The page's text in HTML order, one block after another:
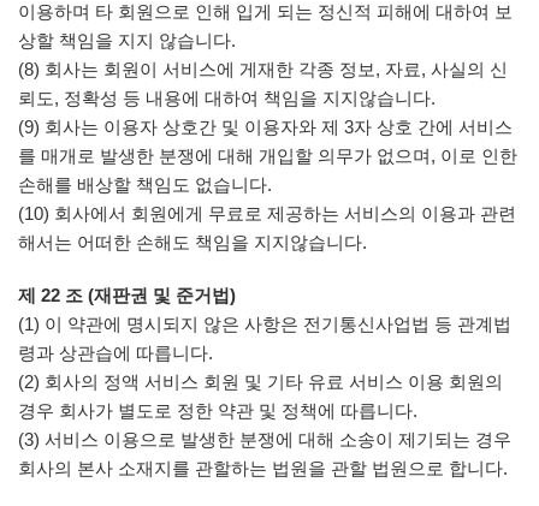
이용하며 타 회원으로 인해 입게 되는 정신적 피해에 대하여 보
상할 책임을 지지 않습니다.
(8) 회사는 회원이 서비스에 게재한 각종 정보, 자료, 사실의 신
뢰도, 정확성 등 내용에 대하여 책임을 지지않습니다.
(9) 회사는 이용자 상호간 및 이용자와 제 3자 상호 간에 서비스
를 매개로 발생한 분쟁에 대해 개입할 의무가 없으며, 이로 인한
손해를 배상할 책임도 없습니다.
(10) 회사에서 회원에게 무료로 제공하는 서비스의 이용과 관련
해서는 어떠한 손해도 책임을 지지않습니다.
제 22 조 (재판권 및 준거법)
(1) 이 약관에 명시되지 않은 사항은 전기통신사업법 등 관계법
령과 상관습에 따릅니다.
(2) 회사의 정액 서비스 회원 및 기타 유료 서비스 이용 회원의
경우 회사가 별도로 정한 약관 및 정책에 따릅니다.
(3) 서비스 이용으로 발생한 분쟁에 대해 소송이 제기되는 경우
회사의 본사 소재지를 관할하는 법원을 관할 법원으로 합니다.